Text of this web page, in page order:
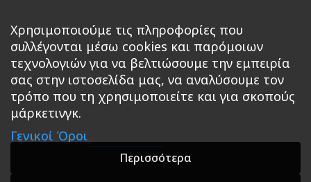
Προσθήκη στο καλάθι
Κεντρική Βιβλία
Roleplaying Games Ψυχαγωγία Εκδόσεις Βάρδος
Σε Προσφορά
Χρησιμοποιούμε τις πληροφορίες που
συλλέγονται μέσω cookies και παρόμοιων
τεχνολογιών για να βελτιώσουμε την εμπειρία
σας στην ιστοσελίδα μας, να αναλύσουμε τον
τρόπο που τη χρησιμοποιείτε και για σκοπούς
μάρκετινγκ.
Γενικοί Όροι
Περισσότερα